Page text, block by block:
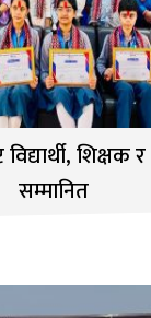
शिक्षक
सम्मानित